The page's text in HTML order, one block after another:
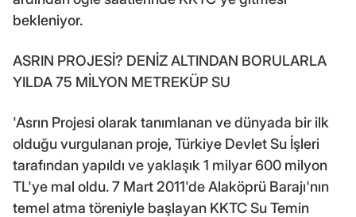
bekleniyor.
ASRIN PROJESİ? DENİZ ALTINDAN BORULARLA
YILDA 75 MİLYON METREKÜP SU
'Asrın Projesi olarak tanımlanan ve dünyada bir ilk
olduğu vurgulanan proje, Türkiye Devlet Su İşleri
tarafından yapıldı ve yaklaşık 1 milyar 600 milyon
TL'ye mal oldu. 7 Mart 2011'de Alaköprü Barajı'nın
temel atma töreniyle başlayan KKTC Su Temin